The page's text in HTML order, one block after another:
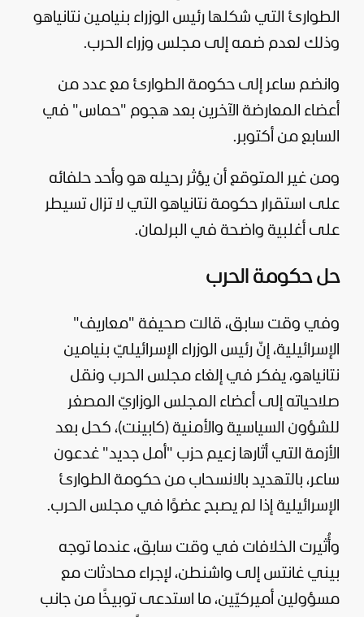
الطوارئ التي شكلها رئيس الوزراء بنيامين نتانياهو
وذلك لعدم ضمه إلى مجلس وزراء الحرب.
وانضم ساعر إلى حكومة الطوارئ مع عدد من
أعضاء المعارضة الآخرين بعد هجوم "حماس" في
السابع من أكتوبر.
ومن غير المتوقع أن يؤثر رحيله هو وأحد حلفائه
على استقرار حكومة نتانياهو التي لا تزال تسيطر
على أغلبية واضحة في البرلمان.
حل حكومة الحرب
وفي وقت سابق، قالت صحيفة "معاريف"
الإسرائيلية، إنّ رئيس الوزراء الإسرائيليّ بنيامين
نتانياهو، يفكر في إلغاء مجلس الحرب ونقل
صلاحياته إلى أعضاء المجلس الوزاريّ المصغر
للشؤون السياسية والأمنية (كابينت)، كحل بعد
الأزمة التي أثارها زعيم حزب "أمل جديد" غدعون
ساعر، بالتهديد بالانسحاب من حكومة الطوارئ
الإسرائيلية إذا لم يصبح عضوًا في مجلس الحرب.
وأُثيرت الخلافات في وقت سابق، عندما توجه
بيني غانتس إلى واشنطن، لإجراء محادثات مع
مسؤولين أميركيّين، ما استدعى توبيخًا من جانب